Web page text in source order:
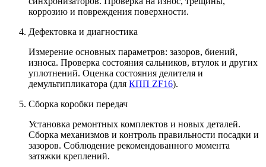
коррозию и повреждения поверхности.
Дефектовка и диагностика
Измерение основных параметров: зазоров, биений,
износа. Проверка состояния сальников, втулок и других
уплотнений. Оценка состояния делителя и
демультипликатора (для КПП ZF16).
Сборка коробки передач
Установка ремонтных комплектов и новых деталей.
Сборка механизмов и контроль правильности посадки и
зазоров. Соблюдение рекомендованного момента
затяжки креплений.